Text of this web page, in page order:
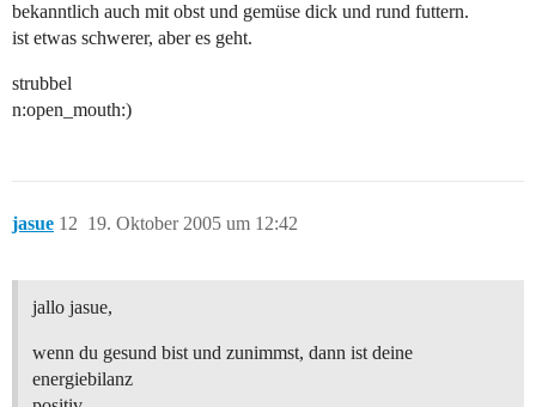
bekanntlich auch mit obst und gemüse dick und rund futtern.
ist etwas schwerer, aber es geht.
strubbel
n:open_mouth:)
jasue 19. Oktober 2005 um 12:42
12
jallo jasue,
wenn du gesund bist und zunimmst, dann ist deine
energiebilanz